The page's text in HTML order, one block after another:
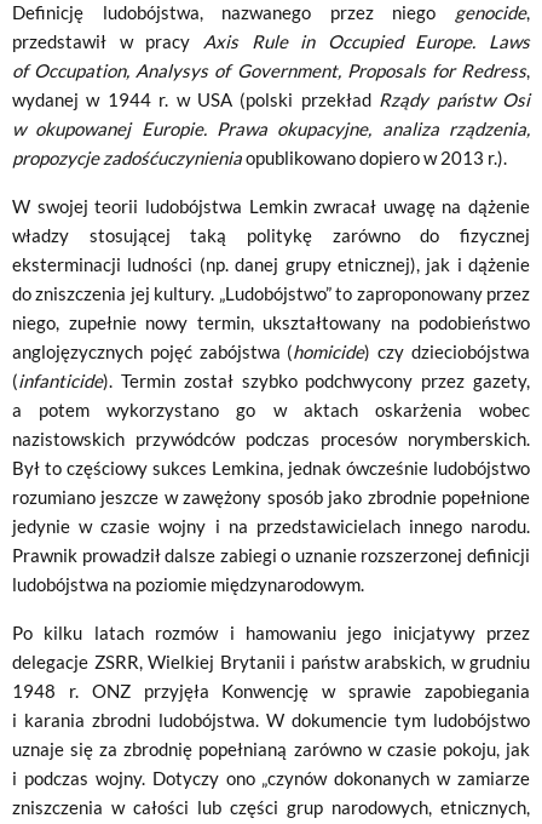
Definicję ludobójstwa, nazwanego przez niego genocide,
przedstawił w pracy Axis Rule inOccupied Europe. Laws
of Occupation, Analysys of Government, Proposals for Redress,
wydanej w 1944 r. w USA (polski przekład Rządy państw Osi
w okupowanej Europie. Prawa okupacyjne, analiza rządzenia,
propozycje zadośćuczynieniaopublikowano dopiero w 2013 r.).
W swojej teorii ludobójstwa Lemkin zwracał uwagę na dążenie
władzy stosującej taką politykę zarówno do fizycznej
eksterminacji ludności (np. danej grupy etnicznej), jak i dążenie
do zniszczenia jej kultury. „Ludobójstwo” to zaproponowany przez
niego, zupełnie nowy termin, ukształtowany na podobieństwo
anglojęzycznych pojęć zabójstwa (homicide) czy dzieciobójstwa
(infanticide). Termin został szybko podchwycony przez gazety,
a potem wykorzystano go w aktach oskarżenia wobec
nazistowskich przywódców podczas procesów norymberskich.
Był to częściowy sukces Lemkina, jednak ówcześnie ludobójstwo
rozumiano jeszcze w zawężony sposób jako zbrodnie popełnione
jedynie w czasie wojny i na przedstawicielach innego narodu.
Prawnik prowadził dalsze zabiegi o uznanie rozszerzonej definicji
ludobójstwa na poziomie międzynarodowym.
Po kilku latach rozmów i hamowaniu jego inicjatywy przez
delegacje ZSRR, Wielkiej Brytanii i państw arabskich, w grudniu
1948 r. ONZ przyjęła Konwencję w sprawie zapobiegania
i karania zbrodni ludobójstwa. W dokumencie tym ludobójstwo
uznaje się za zbrodnię popełnianą zarówno w czasie pokoju, jak
i podczas wojny. Dotyczy ono „czynów dokonanych w zamiarze
zniszczenia w całości lub części grup narodowych, etnicznych,